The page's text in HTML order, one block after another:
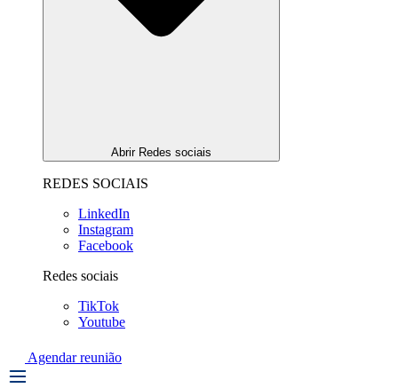
Abrir Redes sociais
REDES SOCIAIS
LinkedIn
Instagram
Facebook
Redes sociais
TikTok
Youtube
Agendar reunião